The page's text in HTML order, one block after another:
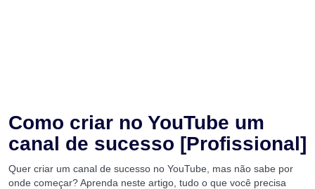
Como criar no YouTube um
canal de sucesso [Profissional]
Quer criar um canal de sucesso no YouTube, mas não sabe por
onde começar? Aprenda neste artigo, tudo o que você precisa